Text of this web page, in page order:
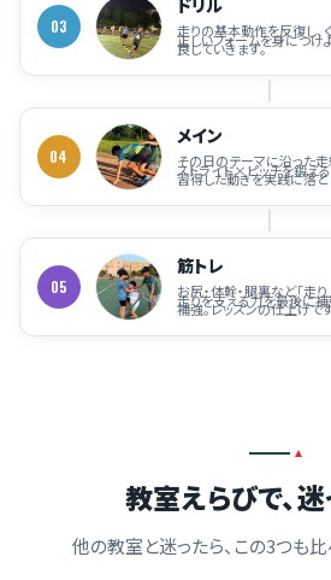
03
正しいフォームを身につけ
走りの基本動作を反復し、
良していきます。
04
メイン
ストライド×ピッチを鍛え
その日のテーマに沿った
習得した動きを実践に落と
05
筋トレ
走りを支える力を最後に
お尻・体幹・腿裏など「走
補強。レッスンの仕上げで
教室えらびで、迷
他の教室と迷ったら、この3つも比